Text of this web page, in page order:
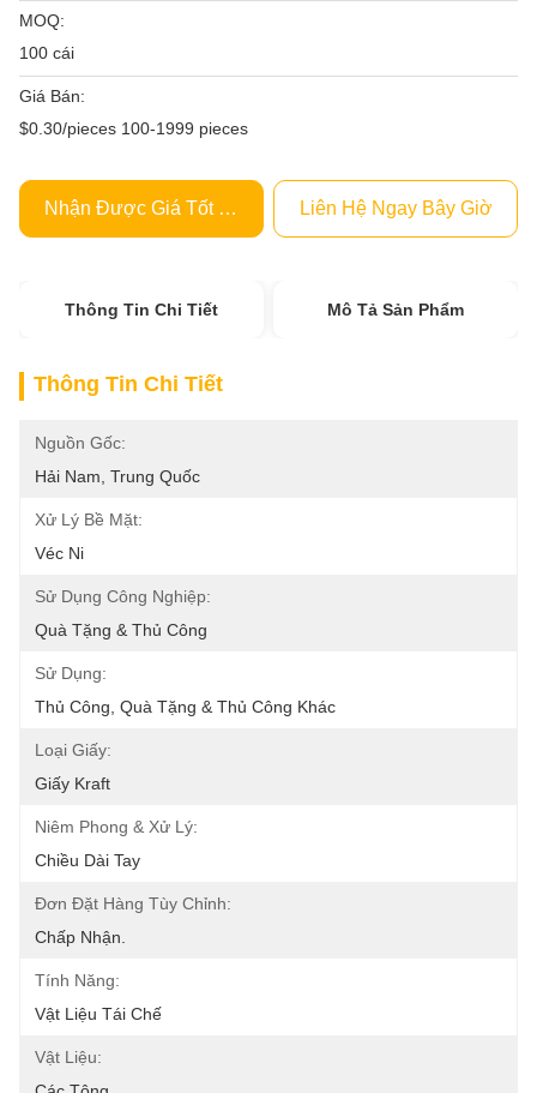
MOQ:
100 cái
Giá Bán:
$0.30/pieces 100-1999 pieces
Nhận Được Giá Tốt Nhất Liên Hệ Ngay Bây Giờ
Thông Tin Chi Tiết Mô Tả Sản Phẩm
Thông Tin Chi Tiết
Nguồn Gốc:
Hải Nam, Trung Quốc
Xử Lý Bề Mặt:
Véc Ni
Sử Dụng Công Nghiệp:
Quà Tặng & Thủ Công
Sử Dụng:
Thủ Công, Quà Tặng & Thủ Công Khác
Loại Giấy:
Giấy Kraft
Niêm Phong & Xử Lý:
Chiều Dài Tay
Đơn Đặt Hàng Tùy Chỉnh:
Chấp Nhận.
Tính Năng:
Vật Liệu Tái Chế
Vật Liệu: